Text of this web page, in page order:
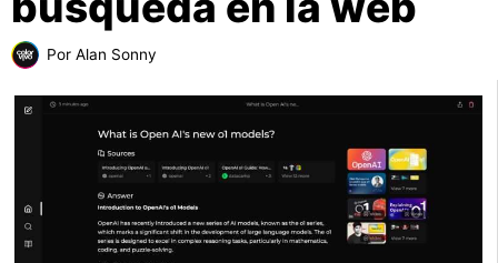
Por Alan Sonny